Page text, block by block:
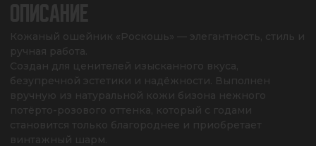
ОПИСАНИЕ
Кожаный ошейник «Роскошь» — элегантность, стиль и
ручная работа.
Создан для ценителей изысканного вкуса,
безупречной эстетики и надёжности. Выполнен
вручную из натуральной кожи бизона нежного
потёрто-розового оттенка, который с годами
становится только благороднее и приобретает
винтажный шарм.